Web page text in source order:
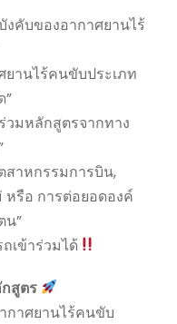
งคับของอากาศยานไร้
ยานไร้คนขับประเภท
วมหลักสูตรจากทาง
สาหกรรมการบิน,
หรือ การต่อยอดองค์
น”
เข้าร่วมได้
สูตร
กาศยานไร้คนขับ